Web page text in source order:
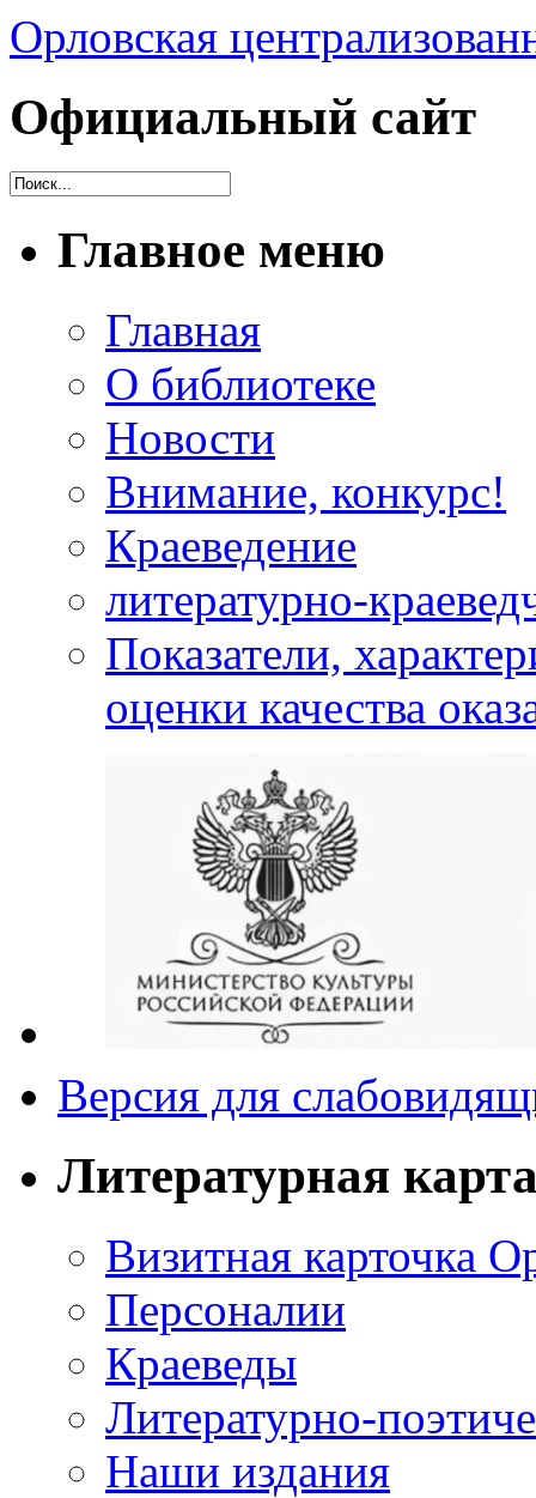
Орловская
Официальный сайт
Главное меню
Главная
О библиотеке
Новости
Внимание, конкурс!
Краеведение
литературно-
Показатели,
оценки качества
Версия для
Литературная
Визитная карточка
Персоналии
Краеведы
Литературно-
Наши издания